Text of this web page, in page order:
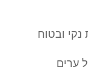
ובטוח
ערים